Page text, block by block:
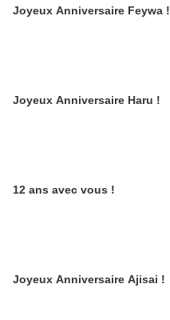
Joyeux Anniversaire Feywa !
Joyeux Anniversaire Haru !
12 ans avec vous !
Joyeux Anniversaire Ajisai !